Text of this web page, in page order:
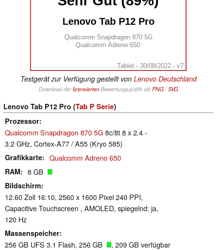
Lenovo Tab P12 Pro
Qualcomm Snapdragon 870 5G
Qualcomm Adreno 650
Tablet - 30/08/2022 - v7
Testgerät zur Verfügung gestellt von Lenovo Deutschland
Download derlizensiertenBewertungsgrafik als PNG/SVG
Lenovo Tab P12 Pro (Tab P Serie)
Prozessor
Qualcomm Snapdragon 870 5G8c/8t 8 x 2.4 -
3.2 GHz, Cortex-A77 / A55 (Kryo 585)
Grafikkarte Qualcomm Adreno 650
RAM 8 GB
Bildschirm
12.60 Zoll 16:10, 2560 x 1600 Pixel 240 PPI,
Capacitive Touchscreen , AMOLED, spiegelnd: ja,
120 Hz
Massenspeicher
256 GB UFS 3.1 Flash, 256 GB , 209 GB verfügbar